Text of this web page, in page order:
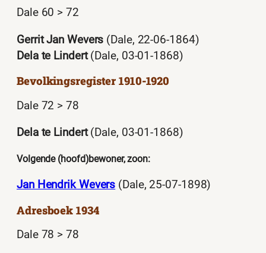
Dale 60 > 72
Gerrit Jan Wevers (Dale, 22-06-1864)
Dela te Lindert(Dale, 03-01-1868)
Bevolkingsregister 1910-1920
Dale 72 > 78
Dela te Lindert(Dale, 03-01-1868)
Volgende (hoofd)bewoner, zoon:
Jan Hendrik Wevers (Dale, 25-07-1898)
Adresboek 1934
Dale 78 > 78